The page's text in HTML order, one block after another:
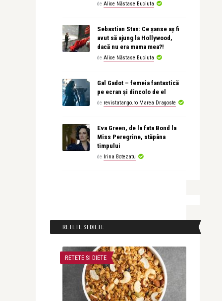
de Alice Năstase Buciuta
Sebastian Stan: Ce șanse aș fi
avut să ajung la Hollywood,
dacă nu era mama mea?!
de Alice Năstase Buciuta
Gal Gadot – femeia fantastică
pe ecran și dincolo de el
de revistatango.ro Marea Dragoste
Eva Green, de la fata Bond la
Miss Peregrine, stăpâna
timpului
de Irina Botezatu
RETETE SI DIETE
RETETE SI DIETE